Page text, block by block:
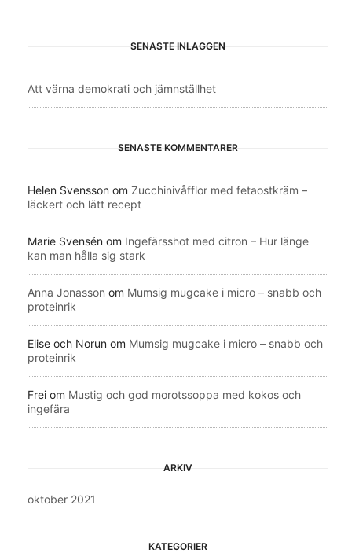
SENASTE INLÄGGEN
Att värna demokrati och jämnställhet
SENASTE KOMMENTARER
Helen Svensson om Zucchinivåfflor med fetaostkräm –
läckert och lätt recept
Marie Svensén om Ingefärsshot med citron – Hur länge
kan man hålla sig stark
Anna Jonasson om Mumsig mugcake i micro – snabb och
proteinrik
Elise och Norun om Mumsig mugcake i micro – snabb och
proteinrik
Frei om Mustig och god morotssoppa med kokos och
ingefära
ARKIV
oktober 2021
KATEGORIER